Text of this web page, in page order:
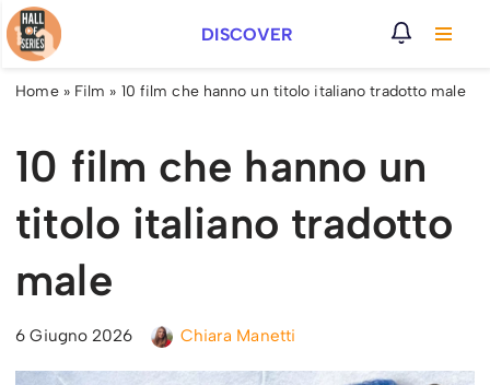
Vai
al
DISCOVER
Home» Film » 10 film che hanno un titolo italiano tradotto male
10 film che hanno un
titolo italiano tradotto
male
6 Giugno 2026 Chiara Manetti